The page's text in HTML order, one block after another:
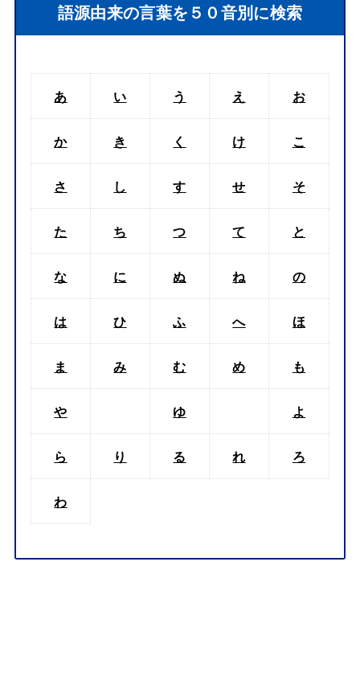
語源由来の言葉を５０音別に検索
あ い う え お
か き く け こ
さ し す せ そ
た ち つ て と
な に ぬ ね の
は ひ ふ へ ほ
ま み む め も
や ゆ よ
ら り る れ ろ
わ